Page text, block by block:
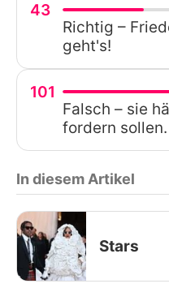
43
Richtig –
geht's!
101
Falsch – sie
fordern sollen.
In diesem Artikel
Stars